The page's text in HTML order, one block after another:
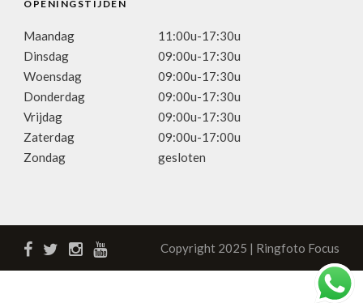
OPENINGSTIJDEN
Maandag
11:00u-17:30u
Dinsdag
09:00u-17:30u
Woensdag
09:00u-17:30u
Donderdag
09:00u-17:30u
Vrijdag
09:00u-17:30u
Zaterdag
09:00u-17:00u
Zondag
gesloten
Copyright 2025 | Ringfoto Focus